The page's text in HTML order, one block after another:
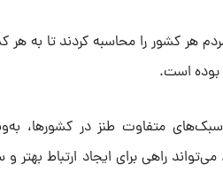
هر کشور را محاسبه کردند تا به
متفاوت طنز در کشورها،
می‌تواند راهی برای ایجاد ارتباط